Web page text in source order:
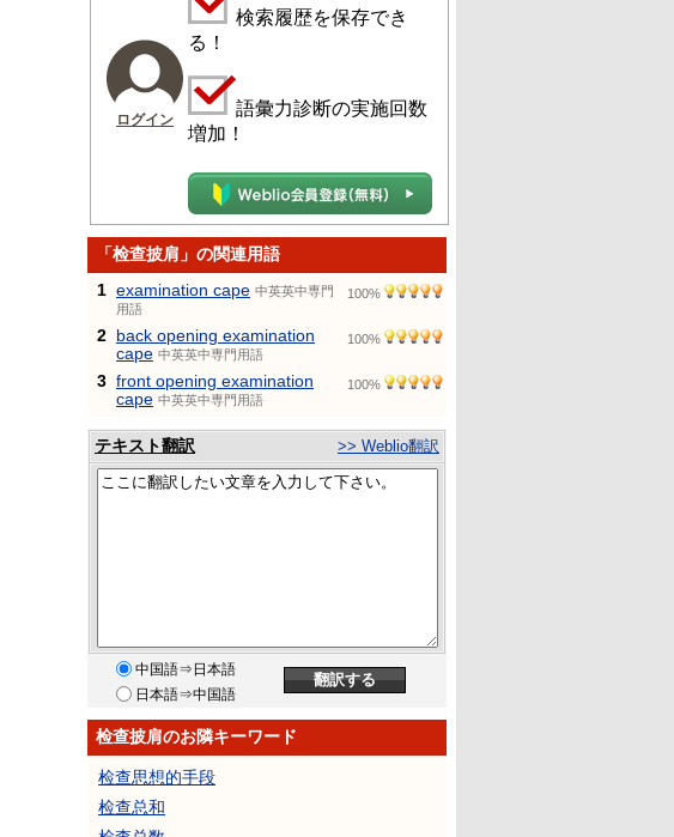
ログイン
検索履歴を保存でき
る！
語彙力診断の実施回数
増加！
「检查披肩」の関連用語
1 examination cape 中英英中専門
用語
100%
2 back opening examination
cape 中英英中専門用語
100%
3 front opening examination
cape 中英英中専門用語
100%
テキスト翻訳 >> Weblio翻訳
中国語⇒日本語
日本語⇒中国語
检查披肩のお隣キーワード
检查思想的手段
检查总和